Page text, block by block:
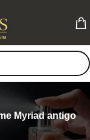
Myriad antigo